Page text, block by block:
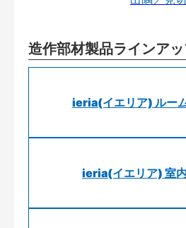
造作部材製品ラインア
ieria(イエリア) ルー
ieria(イエリア) 室